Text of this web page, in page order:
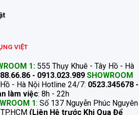
VIỆT
1: 555 Thụy Khuê - Tây Hồ - Hà
- 0913.023.989 SHOWROOM
- Hà Nội Hotline 24/7: 0523.345678 -
làm việc: 8h - 22h
1: Số 137 Nguyễn Phúc Nguyên
(Liên Hệ trước Khi Qua Để